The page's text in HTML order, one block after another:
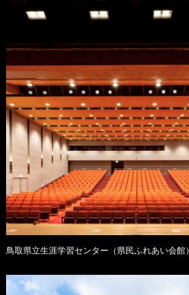
鳥取県立生涯学習センター（県民ふれあい会館）